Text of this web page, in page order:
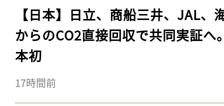
【日本】日立、商船三井、JAL、
からのCO2直接回収で共同実証へ
本初
17時間前